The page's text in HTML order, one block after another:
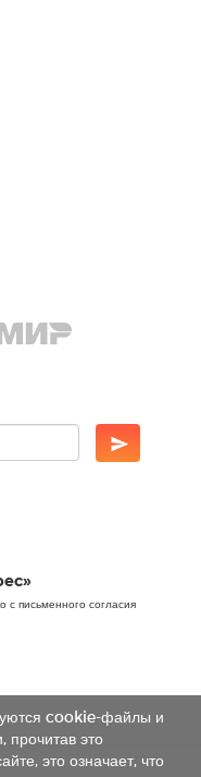
cookie-файлы и
прочитав это
это означает, что
письменного согласия